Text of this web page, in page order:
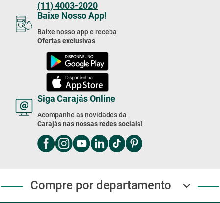
(11) 4003-2020
Baixe Nosso App!
Baixe nosso app e receba
Ofertas exclusivas
Siga Carajás Online
Acompanhe as novidades da
Carajás nas nossas redes sociais!
Compre por departamento